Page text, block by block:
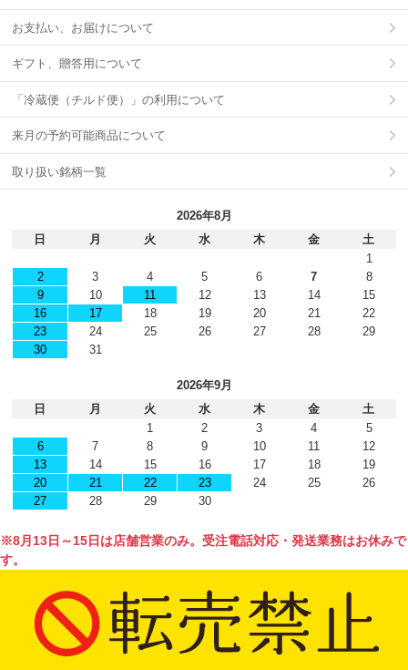
お支払い、お届けについて
ギフト、贈答用について
「冷蔵便（チルド便）」の利用について
来月の予約可能商品について
取り扱い銘柄一覧
2026年8月
日
月 火 水 木 金
土
1
2
3 4 5 6 7
8
9
10 11 12 13 14
15
16
17 18 19 20 21
22
23
24 25 26 27 28
29
30
31
2026年9月
日
月 火 水 木 金
土
1
2 3 4
5
6
7 8 9 10 11
12
13
14 15 16 17 18
19
20
21 22 23 24 25
26
27
28 29 30
※8月13日～15日は店舗営業のみ。受注電話対応・発送業務はお休みで
す。